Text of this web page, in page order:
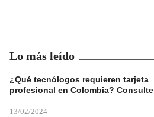
Lo más leído
¿Qué tecnólogos requieren tarjeta
profesional en Colombia? Consulte
13/02/2024